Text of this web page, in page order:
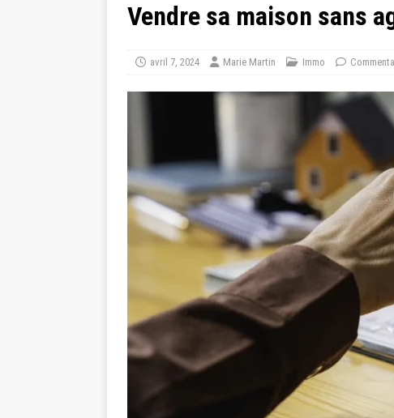
Vendre sa maison sans
avril 7, 2024 Marie Martin Immo